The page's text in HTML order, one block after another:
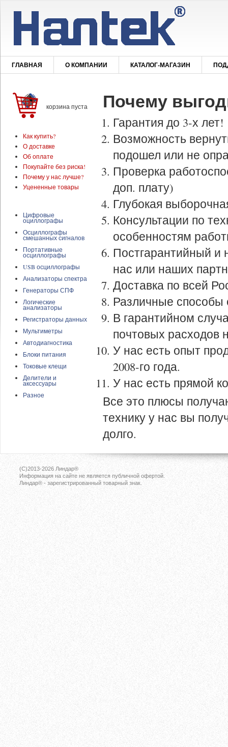
ГЛАВНАЯ О КОМПАНИИ КАТАЛОГ-МАГАЗИН
корзина пуста
Как купить?
О доставке
Об оплате
Покупайте без риска!
Почему у нас лучше?
Уцененные товары
Цифровые
оциллографы
Осциллографы
смешанных сигналов
Портативные
осциллографы
USB осциллографы
Анализаторы спектра
Генераторы СПФ
Логические
анализаторы
Регистраторы данных
Мультиметры
Автодиагностика
Блоки питания
Токовые клещи
Делители и
аксессуары
Разное
Почему
Гарантия до 3-х лет!
Возможность
подошел или не
Проверка
доп. плату)
Глубокая
Консультации по
особенностям
Постгарантийный и
нас или наших
Доставка по всей
Различные способы
В гарантийном
почтовых расходов
У нас есть опыт
2008-го года.
У нас есть прямой
Все это плюсы
технику у нас вы
долго.
(C)2013-2026 Линдар®
Информация на сайте не является публичной офертой.
Линдар® - зарегистрированный товарный знак.